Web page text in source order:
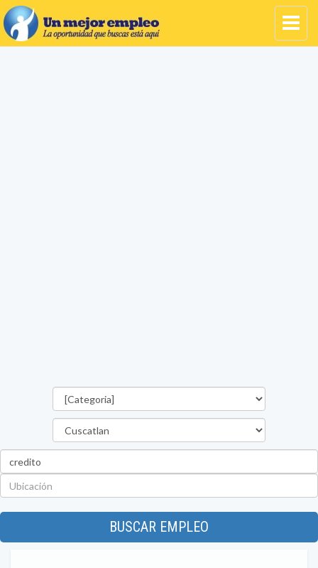
BUSCAR EMPLEO